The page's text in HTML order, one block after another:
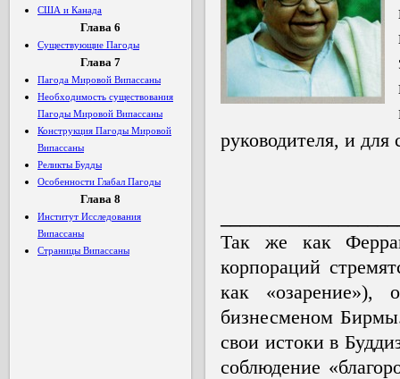
США и Канада
Глава 6
Существующие Пагоды
Глава 7
Пагода Мировой Випассаны
Необходимость существования
Пагоды Мировой Випассаны
Конструкция Пагоды Мировой
Випассаны
Реликты Будды
Особенности Глабал Пагоды
Глава 8
Институт Исследования
Випассаны
Страницы Випассаны
руководителя, и
Так же как
корпораций
как «озарение»),
бизнесменом
свои истоки в
соблюдение